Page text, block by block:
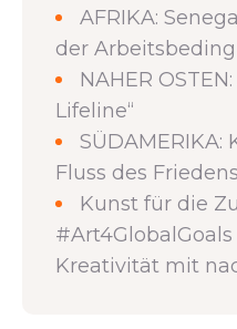
AFRIKA:
der
NAHER
Lifeline“
SÜDAMERIKA:
Fluss des Friedens
Kunst für die
Kreativität mit